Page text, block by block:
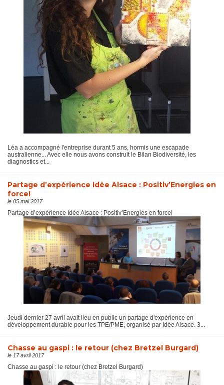
Léa a accompagné l'entreprise durant 5 ans, hormis une escapade
australienne... Avec elle nous avons construit le Bilan Biodiversité, les
diagnostics et...
Partage d’expérience Idée Alsace : Positiv’Energies en
force!
le 05 mai 2017
Partage d’expérience Idée Alsace : Positiv’Energies en force!
Jeudi dernier 27 avril avait lieu en public un partage d'expérience en
développement durable pour les TPE/PME, organisé par Idée Alsace. 3...
Chasse au gaspi : le retour (chez Bretzel Burgard)
le 17 avril 2017
Chasse au gaspi : le retour (chez Bretzel Burgard)